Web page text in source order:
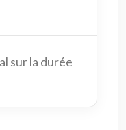
sur la durée